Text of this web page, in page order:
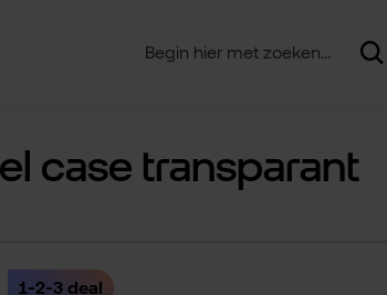
case transparant
1-2-3 deal